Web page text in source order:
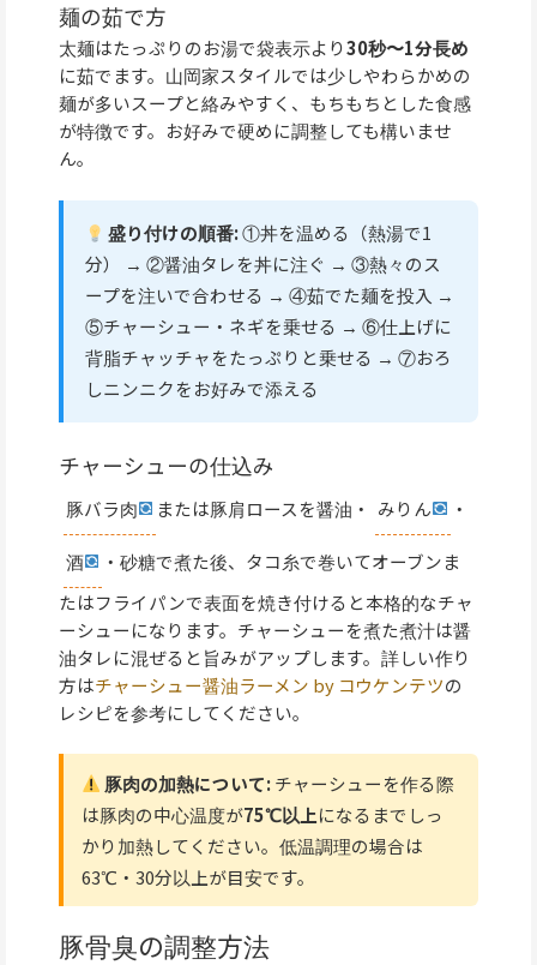
麺の茹で方
太麺はたっぷりのお湯で袋表示より30秒〜1分長め
に茹でます。山岡家スタイルでは少しやわらかめの
麺が多いスープと絡みやすく、もちもちとした食感
が特徴です。お好みで硬めに調整しても構いませ
ん。
盛り付けの順番:①丼を温める（熱湯で1
分） → ②醤油タレを丼に注ぐ → ③熱々のス
ープを注いで合わせる → ④茹でた麺を投入 →
⑤チャーシュー・ネギを乗せる → ⑥仕上げに
背脂チャッチャをたっぷりと乗せる → ⑦おろ
しニンニクをお好みで添える
チャーシューの仕込み
豚バラ肉 または豚肩ロースを醤油・ みりん ・
酒
・砂糖で煮た後、タコ糸で巻いてオーブンま
たはフライパンで表面を焼き付けると本格的なチャ
ーシューになります。チャーシューを煮た煮汁は醤
油タレに混ぜると旨みがアップします。詳しい作り
方はチャーシュー醤油ラーメン by コウケンテツの
レシピを参考にしてください。
豚肉の加熱について:チャーシューを作る際
は豚肉の中心温度が75℃以上になるまでしっ
かり加熱してください。低温調理の場合は
63℃・30分以上が目安です。
豚骨臭の調整方法